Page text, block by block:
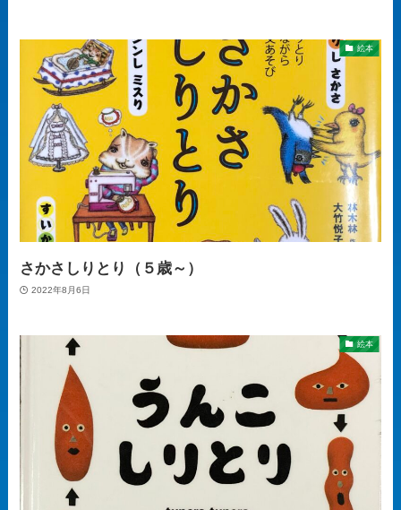
絵本
さかさしりとり（５歳～）
2022年8月6日
絵本